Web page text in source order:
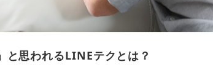
と思われるLINEテクとは？